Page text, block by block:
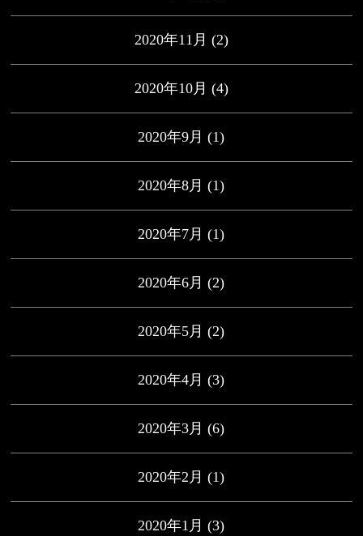
2020年11月 (2)
2020年10月 (4)
2020年9月 (1)
2020年8月 (1)
2020年7月 (1)
2020年6月 (2)
2020年5月 (2)
2020年4月 (3)
2020年3月 (6)
2020年2月 (1)
2020年1月 (3)